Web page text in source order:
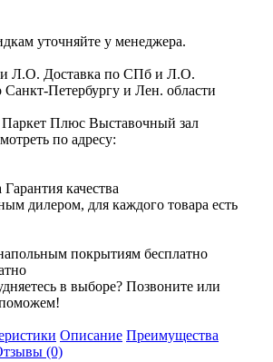
уточняйте у менеджера.
Доставка по СПб и Л.О.
Санкт-Петербургу и Лен. области
Выставочный зал
по адресу:
Гарантия качества
дилером, для каждого товара есть
в выборе? Позвоните или
Описание Преимущества
(0)